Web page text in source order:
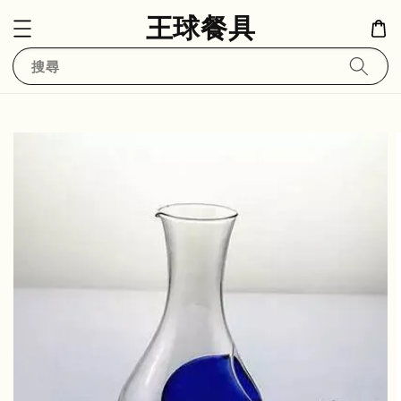
王球餐具
搜尋